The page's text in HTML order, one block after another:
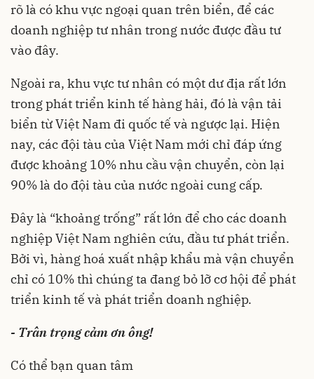
rõ là có khu vực ngoại quan trên biển, để các
doanh nghiệp tư nhân trong nước được đầu tư
vào đây.
Ngoài ra, khu vực tư nhân có một dư địa rất lớn
trong phát triển kinh tế hàng hải, đó là vận tải
biển từ Việt Nam đi quốc tế và ngược lại. Hiện
nay, các đội tàu của Việt Nam mới chỉ đáp ứng
được khoảng 10% nhu cầu vận chuyển, còn lại
90% là do đội tàu của nước ngoài cung cấp.
Đây là “khoảng trống” rất lớn để cho các doanh
nghiệp Việt Nam nghiên cứu, đầu tư phát triển.
Bởi vì, hàng hoá xuất nhập khẩu mà vận chuyển
chỉ có 10% thì chúng ta đang bỏ lỡ cơ hội để phát
triển kinh tế và phát triển doanh nghiệp.
- Trân trọng cảm ơn ông!
Có thể bạn quan tâm